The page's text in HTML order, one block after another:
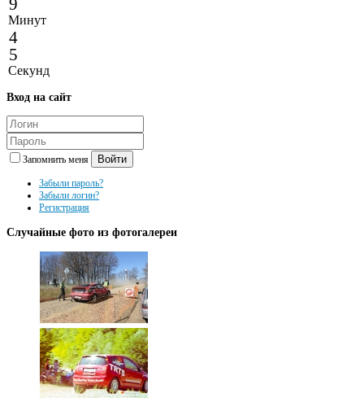
Минут
4
5
Секунд
Вход на сайт
Запомнить меня Войти
Забыли пароль?
Забыли логин?
Регистрация
Случайные фото из фотогалереи